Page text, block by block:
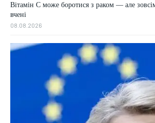
Вітамін C може боротися з раком — але
вчені
08.08.2026